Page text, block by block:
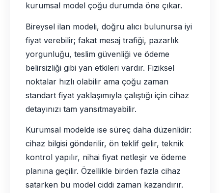
kurumsal model çoğu durumda öne çıkar.
Bireysel ilan modeli, doğru alıcı bulunursa iyi
fiyat verebilir; fakat mesaj trafiği, pazarlık
yorgunluğu, teslim güvenliği ve ödeme
belirsizliği gibi yan etkileri vardır. Fiziksel
noktalar hızlı olabilir ama çoğu zaman
standart fiyat yaklaşımıyla çalıştığı için cihaz
detayınızı tam yansıtmayabilir.
Kurumsal modelde ise süreç daha düzenlidir:
cihaz bilgisi gönderilir, ön teklif gelir, teknik
kontrol yapılır, nihai fiyat netleşir ve ödeme
planına geçilir. Özellikle birden fazla cihaz
satarken bu model ciddi zaman kazandırır.